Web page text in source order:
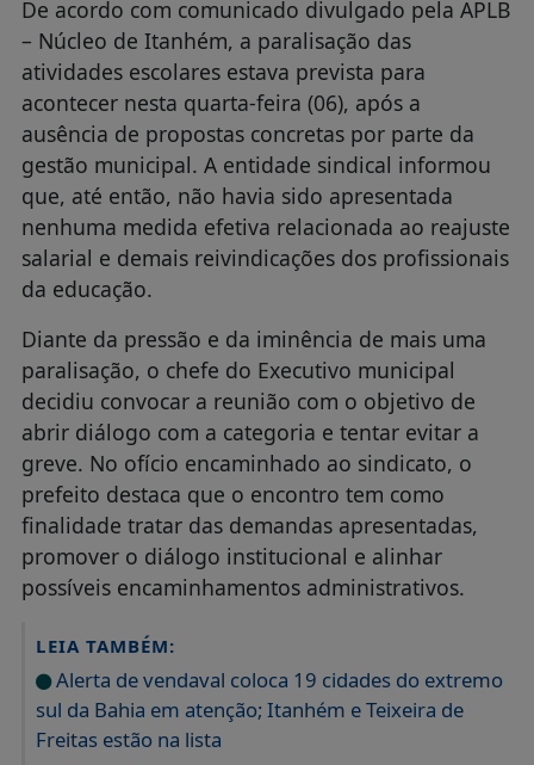
De acordo com comunicado divulgado pela APLB
– Núcleo de Itanhém, a paralisação das
atividades escolares estava prevista para
acontecer nesta quarta-feira (06), após a
ausência de propostas concretas por parte da
gestão municipal. A entidade sindical informou
que, até então, não havia sido apresentada
nenhuma medida efetiva relacionada ao reajuste
salarial e demais reivindicações dos profissionais
da educação.
Diante da pressão e da iminência de mais uma
paralisação, o chefe do Executivo municipal
decidiu convocar a reunião com o objetivo de
abrir diálogo com a categoria e tentar evitar a
greve. No ofício encaminhado ao sindicato, o
prefeito destaca que o encontro tem como
finalidade tratar das demandas apresentadas,
promover o diálogo institucional e alinhar
possíveis encaminhamentos administrativos.
LEIA TAMBÉM:
Alerta de vendaval coloca 19 cidades do extremo
sul da Bahia em atenção; Itanhém e Teixeira de
Freitas estão na lista